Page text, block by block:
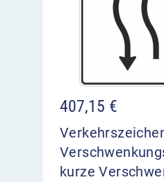
407,15 €
kurze